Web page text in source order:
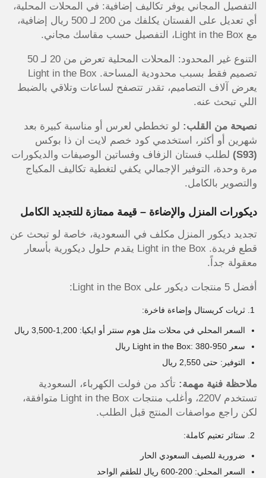
التفصيل المجاني يوفر تكاليف إضافية: في المحلات المحلية،
أي تعديل على الفستان يكلفك من 200 لـ 500 ريال إضافية،
مع Light in the Box، التفصيل حسب مقاسك مجاني.
التنوع غير المحدود: المحلات المحلية تعرض من 20 لـ 50
تصميم فقط بسبب محدودية المساحة. Light in the Box
يعرض آلاف التصاميم، تقدر تتصفح لساعات وتلاقي بالضبط
اللي تبحث عنه.
نصيحة من القلب: لو تخططي لعرس أو مناسبة كبيرة بعد
شهرين أو أكثر، استخدمي كود خصم لايت ان ذا بوكس
(S93)
لطلب فستان الزفاف وفساتين الوصيفات والديكورات
مرة وحدة، التوفير الإجمالي يكفي لتغطية تكاليف المكياج
والتصوير بالكامل.
ديكورات المنزل والإضاءة – قيمة ممتازة للتجديد الكامل
تجديد ديكور المنزل مكلف في السعودية، خاصة لو تبحث عن
قطع فريدة. Light in the Box يقدم حلول ديكورية بأسعار
معقولة جداً.
أفضل 5 منتجات ديكور على Light in the Box:
ثريات كريستال وإضاءة فاخرة:
السعر المحلي في محلات مثل هوم سنتر أو ايكيا: 1,200-3,500 ريال
سعر Light in the Box: 380-950 ريال
التوفير: حتى 2,550 ريال
ملاحظة فنية مهمة: تأكد من فولت الكهرباء، السعودية
تستخدم 220V، وأغلب منتجات Light in the Box متوافقة،
لكن راجع مواصفات المنتج قبل الطلب.
ستائر تعتيم كاملة:
ضرورية للصيف السعودي الحار
السعر المحلي: 200-600 ريال للطقم الواحد